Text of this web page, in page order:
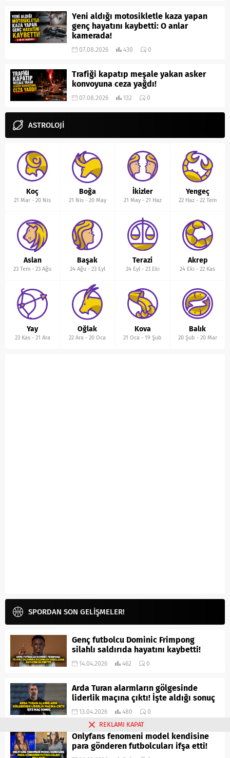
Yeni aldığı motosikletle kaza yapan
genç hayatını kaybetti: O anlar
kamerada!
07.08.2026 430 0
Trafiği kapatıp meşale yakan asker
konvoyuna ceza yağdı!
07.08.2026 132 0
ASTROLOJİ
Koç
21 Mar -20 Nis
Boğa
21 Nis- 20 May
İkizler
21 May- 21 Haz
Yengeç
22 Haz- 22 Tem
Aslan
23 Tem -23 Ağu
Başak
24 Ağu- 23 Eyl
Terazi
24 Eyl- 23 Eki
Akrep
24 Eki -22 Kas
Yay
23 Kas- 21 Ara
Oğlak
22 Ara -20 Oca
Kova
21 Oca -19 Şub
Balık
20 Şub - 20 Mar
SPORDAN SON GELİŞMELER!
Genç futbolcu Dominic Frimpong
silahlı saldırıda hayatını kaybetti!
14.04.2026 462 0
Arda Turan alarmların gölgesinde
liderlik maçına çıktı! İşte aldığı sonuç
13.04.2026 480 0
Onlyfans fenomeni model kendisine
para gönderen futbolcuları ifşa etti!
REKLAMI KAPAT